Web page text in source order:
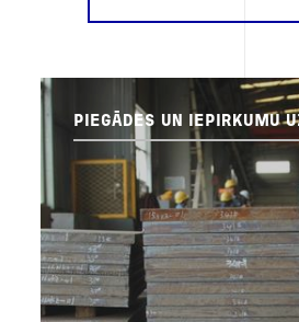
PIEGĀDES UN IEPIRKUMU